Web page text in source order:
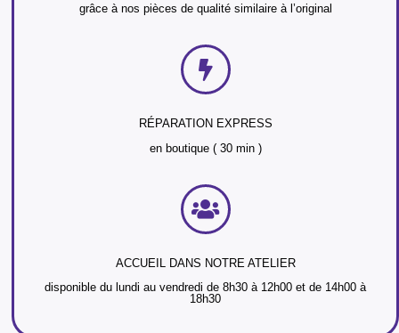
grâce à nos pièces de qualité similaire à l’original
RÉPARATION EXPRESS
en boutique ( 30 min )
ACCUEIL DANS NOTRE ATELIER
disponible du lundi au vendredi de 8h30 à 12h00 et de 14h00 à
18h30